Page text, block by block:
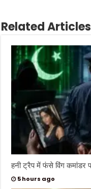
Related Articles
हनी ट्रैप में फंसे विंग कमांडर
5 hours ago